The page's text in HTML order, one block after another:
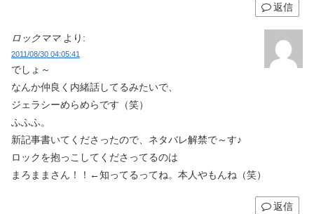
返信
ロックママ より:
2011/08/30 04:05:41
でしょ～
なんか仲良く内緒話してるみたいで、
ジェラシーめらめらです（笑）
ふふふ。
新記事書いてくださったので、ネタバレ解禁で～す♪
ロックを抱っこしてくださってるのは
まろままさん！！←知ってるってね。本人やもんね（笑）
返信